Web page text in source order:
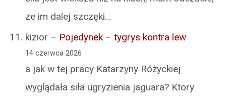
ze im dalej szczęki…
kizior – Pojedynek – tygrys kontra lew
14 czerwca 2026
a jak w tej pracy Katarzyny Różyckiej
wyglądała siła ugryzienia jaguara? Ktory